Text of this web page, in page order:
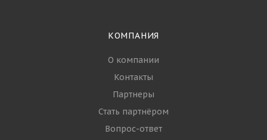
КОМПАНИЯ
О компании
Контакты
Партнеры
Стать партнёром
Вопрос-ответ